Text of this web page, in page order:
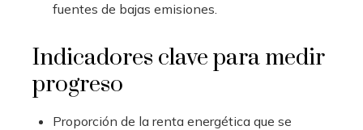
fuentes de bajas emisiones.
Indicadores clave para medir
progreso
Proporción de la renta energética que se